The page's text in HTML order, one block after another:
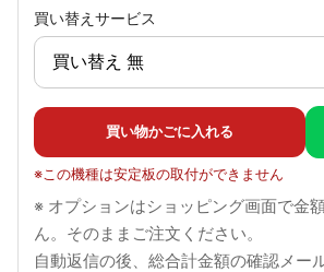
買い替えサービス
買い物かごに入れる
※この機種は安定板の取付ができません
※ オプションはショッピング画面で金
ん。そのままご注文ください。
自動返信の後、総合計金額の確認メー